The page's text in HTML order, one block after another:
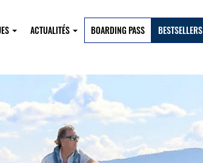
ACTUALITÉS BOARDING PASS BESTSELLERS